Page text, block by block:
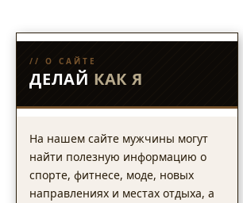
// О САЙТЕ
ДЕЛАЙ КАК Я
На нашем сайте мужчины могут
найти полезную информацию о
спорте, фитнесе, моде, новых
направлениях и местах отдыха, а